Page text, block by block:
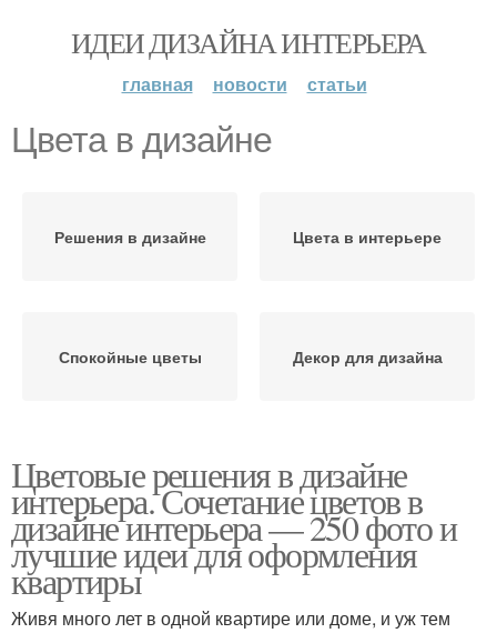
ИДЕИ ДИЗАЙНА ИНТЕРЬЕРА
главная новости статьи
Цвета в дизайне
Решения в дизайне Цвета в интерьере
Спокойные цветы Декор для дизайна
Цветовые решения в дизайне
интерьера. Сочетание цветов в
дизайне интерьера — 250 фото и
лучшие идеи для оформления
квартиры
Живя много лет в одной квартире или доме, и уж тем